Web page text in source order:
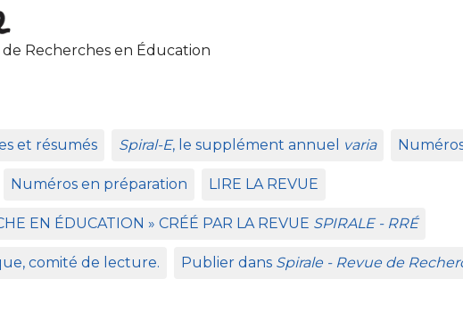
de Recherches en Éducation
et résumés Spiral-E, le supplément annuel varia
Numéros en préparation LIRE LA REVUE
EN É DUCATION » CR ÉÉ PAR LA REVUE SPIRALE- RRÉ
comité de lecture. Publier dans Spirale - Revue de